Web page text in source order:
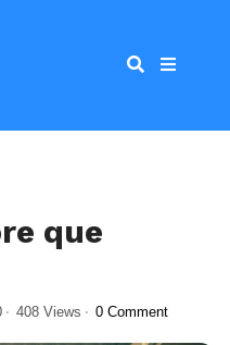
que
408 Views 0 Comment